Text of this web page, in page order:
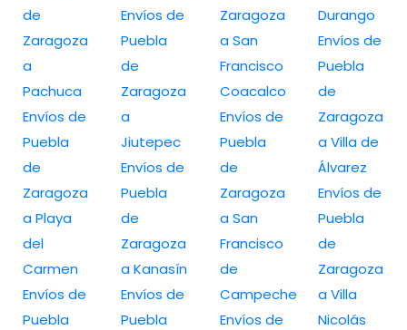
de
Zaragoza
a
Pachuca
Envíos de
Puebla
de
Zaragoza
a Playa
del
Carmen
Envíos de
Puebla
Envíos de
Puebla
de
Zaragoza
a
Jiutepec
Envíos de
Puebla
de
Zaragoza
a Kanasín
Envíos de
Puebla
Zaragoza
a San
Francisco
Coacalco
Envíos de
Puebla
de
Zaragoza
a San
Francisco
de
Campeche
Envíos de
Durango
Envíos de
Puebla
de
Zaragoza
a Villa de
Álvarez
Envíos de
Puebla
de
Zaragoza
a Villa
Nicolás